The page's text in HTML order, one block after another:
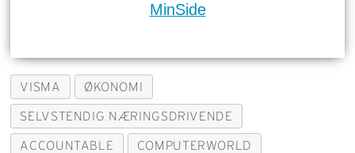
MinSide
VISMA ØKONOMI
SELVSTENDIG NÆRINGSDRIVENDE
ACCOUNTABLE COMPUTERWORLD